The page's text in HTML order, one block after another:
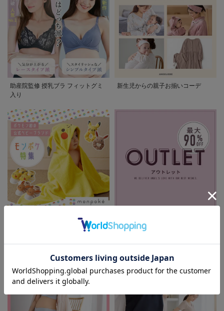
助産院監修 授乳ブラ フィットグミ
入り
新生児からの親子お揃いコーデ